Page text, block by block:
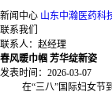
新闻中心 山东中瀚医药科
联系我们
联系人：赵经理
春风暖巾帼 芳华绽新姿
发表时间：2026-03-07
在“三八”国际妇女节